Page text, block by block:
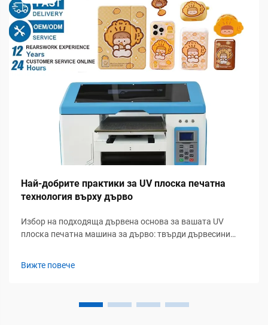
Най-добрите практики за UV плоска печатна
технология върху дърво
Избор на подходяща дървена основа за вашата UV
плоска печатна машина за дърво: твърди дървесини
Вижте повече